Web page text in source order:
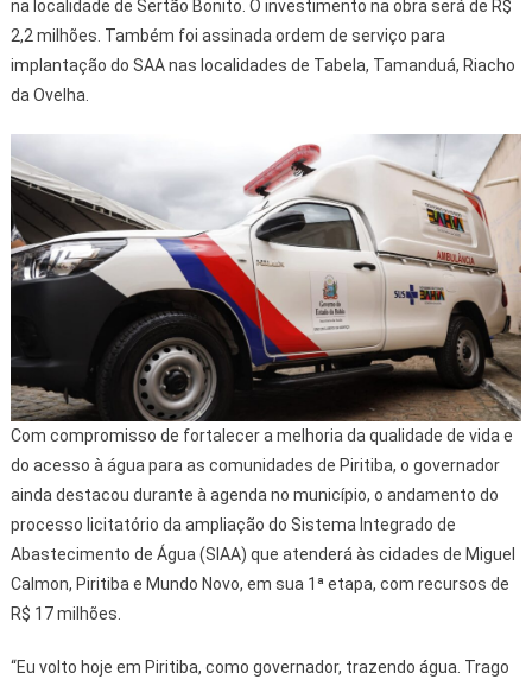
na localidade de Sertão Bonito. O investimento na obra será de R$
2,2 milhões. Também foi assinada ordem de serviço para
implantação do SAA nas localidades de Tabela, Tamanduá, Riacho
da Ovelha.
Com compromisso de fortalecer a melhoria da qualidade de vida e
do acesso à água para as comunidades de Piritiba, o governador
ainda destacou durante à agenda no município, o andamento do
processo licitatório da ampliação do Sistema Integrado de
Abastecimento de Água (SIAA) que atenderá às cidades de Miguel
Calmon, Piritiba e Mundo Novo, em sua 1ª etapa, com recursos de
R$ 17 milhões.
“Eu volto hoje em Piritiba, como governador, trazendo água. Trago